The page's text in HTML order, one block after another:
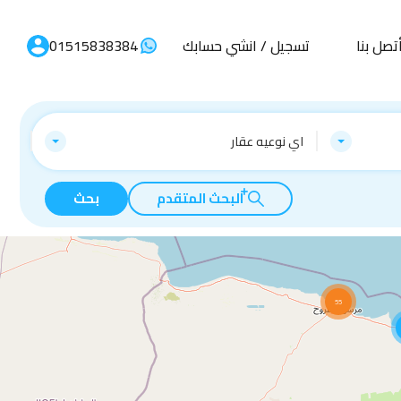
بنا تسجيل / انشي حسابك 01515838384
اي نوعيه عقار
البحث المتقدم بحث
55